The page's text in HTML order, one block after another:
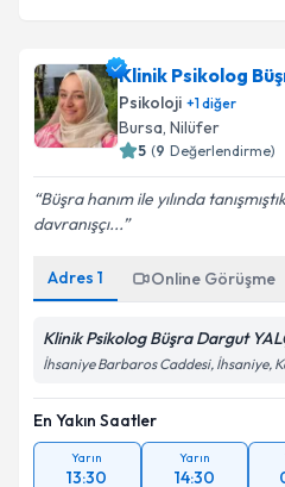
Klinik Psikolog
Psikoloji +1diğer
Bursa, Nilüfer
5 (9 Değerlendirme)
Büşra hanım ile yılında
davranışçı...
Adres 1 Online Görüşme
Klinik Psikolog Büşra Dargut
İhsaniye Barbaros Caddesi, İhsaniye,
En Yakın Saatler
Yarın
13:30
Yarın
14:30